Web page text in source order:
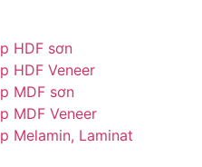
HDF sơn
HDF Veneer
MDF sơn
MDF Veneer
Melamin, Laminat